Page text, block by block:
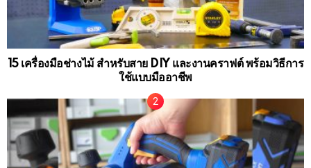
15 เครื่องมือช่างไม้ สำหรับสาย DIY และงานคราฟต์ พร้อมวิธีการ
ใช้แบบมืออาชีพ